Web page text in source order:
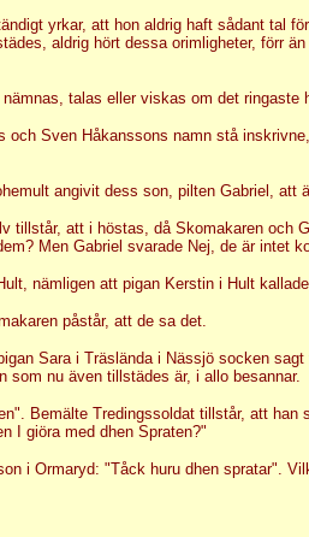
yrkar, att hon aldrig haft sådant tal
aldrig hört dessa orimligheter, förr
talas eller viskas om det ringaste
Sven Håkanssons namn stå
angivit dess son, pilten Gabriel, att
tillstår, att i höstas, då Skomakaren och
Men Gabriel svarade Nej, de är intet
nämligen att pigan Kerstin i Hult
påstår, att de sa det.
Sara i Träslända i Nässjö socken
nu även tillstädes är, i allo besannar.
Bemälte Tredingssoldat tillstår, att
I giöra med dhen Spraten?"
i Ormaryd: "Tåck huru dhen spratar".